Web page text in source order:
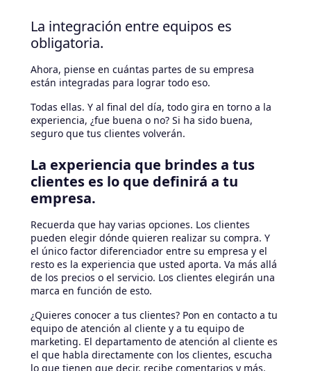
La integración entre equipos es
obligatoria.
Ahora, piense en cuántas partes de su empresa
están integradas para lograr todo eso.
Todas ellas. Y al final del día, todo gira en torno a la
experiencia, ¿fue buena o no? Si ha sido buena,
seguro que tus clientes volverán.
La experiencia que brindes a tus
clientes es lo que definirá a tu
empresa.
Recuerda que hay varias opciones. Los clientes
pueden elegir dónde quieren realizar su compra. Y
el único factor diferenciador entre su empresa y el
resto es la experiencia que usted aporta. Va más allá
de los precios o el servicio. Los clientes elegirán una
marca en función de esto.
¿Quieres conocer a tus clientes? Pon en contacto a tu
equipo de atención al cliente y a tu equipo de
marketing. El departamento de atención al cliente es
el que habla directamente con los clientes, escucha
lo que tienen que decir, recibe comentarios y más.